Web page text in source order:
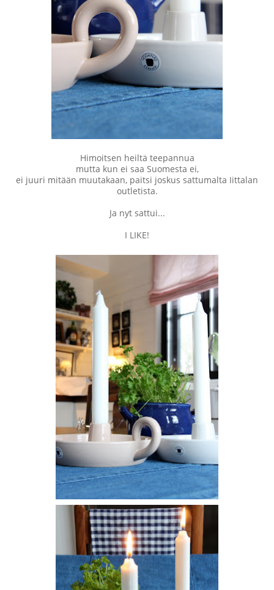
Himoitsen heiltä teepannua
mutta kun ei saa Suomesta ei,
ei juuri mitään muutakaan, paitsi joskus sattumalta Iittalan
outletista.
Ja nyt sattui...
I LIKE!